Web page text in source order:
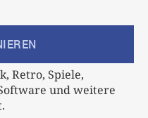
Retro, Spiele,
und weitere